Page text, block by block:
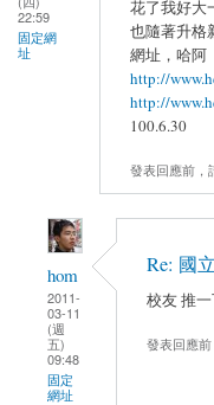
22:59
固定網
址
花了我好大
也隨著升格
網址，哈阿
http://
http://
100.6.30
發表回應前，
hom
2011-
03-11
(週
五)
09:48
固定
網址
Re: 國
校友 推
發表回應